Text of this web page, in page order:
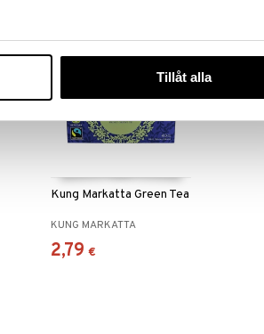
Tillåt alla
Kung Markatta Green Tea
KUNG MARKATTA
2,79 €